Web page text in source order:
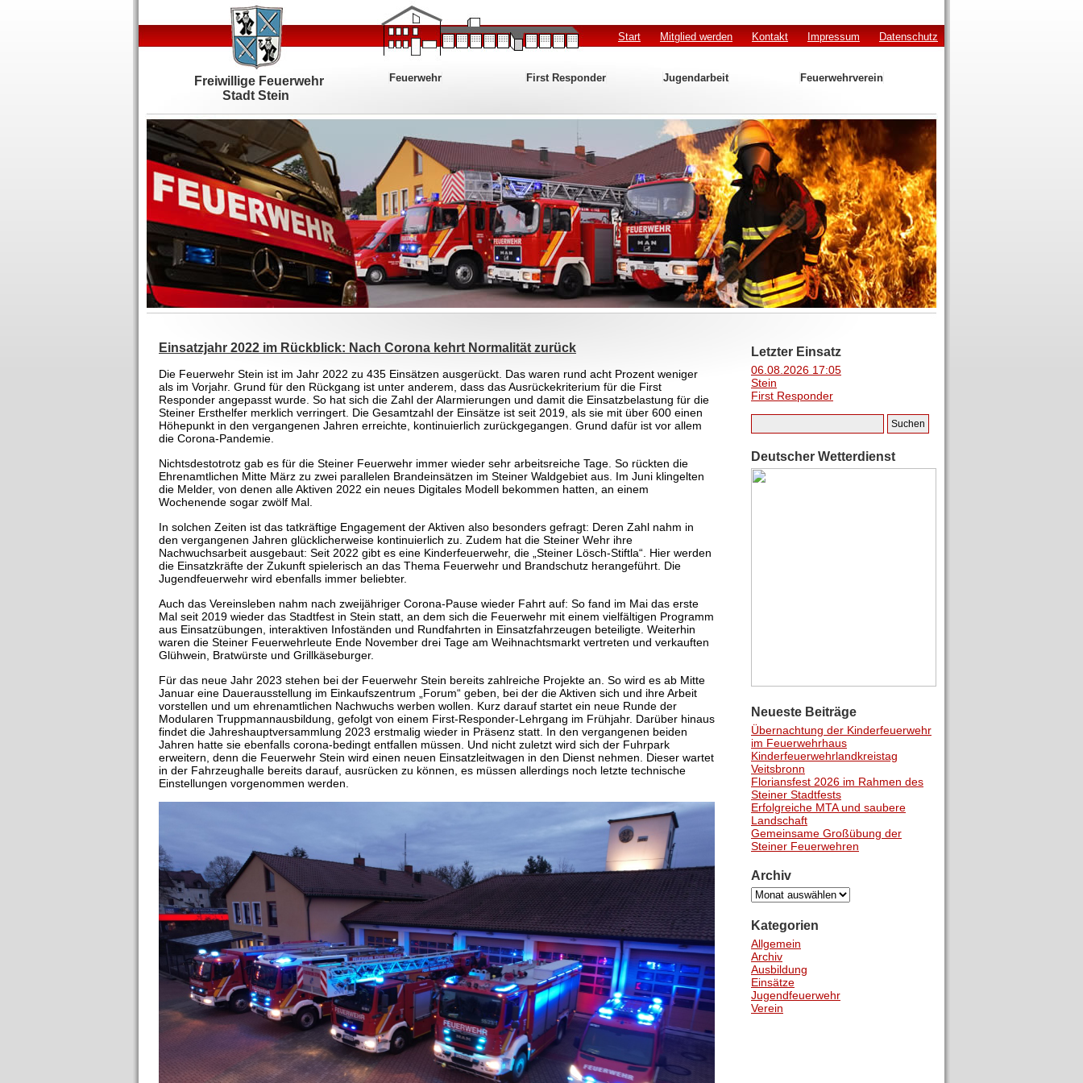
Start Mitglied werden Kontakt Impressum Datenschutz
Freiwillige Feuerwehr
Stadt Stein
Feuerwehrverein
Jugendarbeit
First Responder
Feuerwehr
Einsatzjahr 2022 im Rückblick: Nach Corona kehrt Normalität zurück
Die Feuerwehr Stein ist im Jahr 2022 zu 435 Einsätzen ausgerückt. Das waren rund acht Prozent weniger
als im Vorjahr. Grund für den Rückgang ist unter anderem, dass das Ausrückekriterium für die First
Responder angepasst wurde. So hat sich die Zahl der Alarmierungen und damit die Einsatzbelastung für die
Steiner Ersthelfer merklich verringert. Die Gesamtzahl der Einsätze ist seit 2019, als sie mit über 600 einen
Höhepunkt in den vergangenen Jahren erreichte, kontinuierlich zurückgegangen. Grund dafür ist vor allem
die Corona-Pandemie.
Nichtsdestotrotz gab es für die Steiner Feuerwehr immer wieder sehr arbeitsreiche Tage. So rückten die
Ehrenamtlichen Mitte März zu zwei parallelen Brandeinsätzen im Steiner Waldgebiet aus. Im Juni klingelten
die Melder, von denen alle Aktiven 2022 ein neues Digitales Modell bekommen hatten, an einem
Wochenende sogar zwölf Mal.
In solchen Zeiten ist das tatkräftige Engagement der Aktiven also besonders gefragt: Deren Zahl nahm in
den vergangenen Jahren glücklicherweise kontinuierlich zu. Zudem hat die Steiner Wehr ihre
Nachwuchsarbeit ausgebaut: Seit 2022 gibt es eine Kinderfeuerwehr, die „Steiner Lösch-Stiftla“. Hier werden
die Einsatzkräfte der Zukunft spielerisch an das Thema Feuerwehr und Brandschutz herangeführt. Die
Jugendfeuerwehr wird ebenfalls immer beliebter.
Auch das Vereinsleben nahm nach zweijähriger Corona-Pause wieder Fahrt auf: So fand im Mai das erste
Mal seit 2019 wieder das Stadtfest in Stein statt, an dem sich die Feuerwehr mit einem vielfältigen Programm
aus Einsatzübungen, interaktiven Infoständen und Rundfahrten in Einsatzfahrzeugen beteiligte. Weiterhin
waren die Steiner Feuerwehrleute Ende November drei Tage am Weihnachtsmarkt vertreten und verkauften
Glühwein, Bratwürste und Grillkäseburger.
Für das neue Jahr 2023 stehen bei der Feuerwehr Stein bereits zahlreiche Projekte an. So wird es ab Mitte
Januar eine Dauerausstellung im Einkaufszentrum „Forum“ geben, bei der die Aktiven sich und ihre Arbeit
vorstellen und um ehrenamtlichen Nachwuchs werben wollen. Kurz darauf startet ein neue Runde der
Modularen Truppmannausbildung, gefolgt von einem First-Responder-Lehrgang im Frühjahr. Darüber hinaus
findet die Jahreshauptversammlung 2023 erstmalig wieder in Präsenz statt. In den vergangenen beiden
Jahren hatte sie ebenfalls corona-bedingt entfallen müssen. Und nicht zuletzt wird sich der Fuhrpark
erweitern, denn die Feuerwehr Stein wird einen neuen Einsatzleitwagen in den Dienst nehmen. Dieser wartet
in der Fahrzeughalle bereits darauf, ausrücken zu können, es müssen allerdings noch letzte technische
Einstellungen vorgenommen werden.
Letzter Einsatz
06.08.2026 17:05
Stein
First Responder
Deutscher Wetterdienst
Neueste Beiträge
Übernachtung der Kinderfeuerwehr
im Feuerwehrhaus
Kinderfeuerwehrlandkreistag
Veitsbronn
Floriansfest 2026 im Rahmen des
Steiner Stadtfests
Erfolgreiche MTA und saubere
Landschaft
Gemeinsame Großübung der
Steiner Feuerwehren
Archiv
Archiv
Kategorien
Allgemein
Archiv
Ausbildung
Einsätze
Jugendfeuerwehr
Verein